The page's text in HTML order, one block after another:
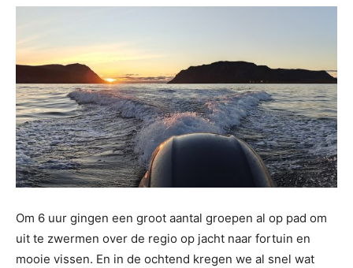
Om 6 uur gingen een groot aantal groepen al op pad om
uit te zwermen over de regio op jacht naar fortuin en
mooie vissen. En in de ochtend kregen we al snel wat